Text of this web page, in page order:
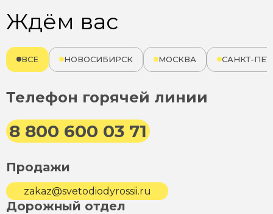
Ждём вас
ВСЕ НОВОСИБИРСК МОСКВА САНКТ-
Телефон горячей линии
8 800 600 03 71
Продажи
zakaz@svetodiodyrossii.ru
Дорожный отдел